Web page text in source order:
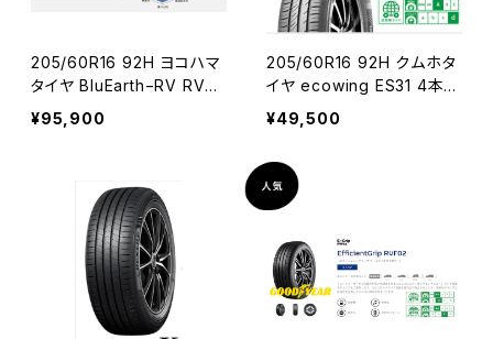
205/60R16 92H ヨコハマ
タイヤ BluEarth−RV RV03
4本コミコミセット
¥95,900
205/60R16 92H クムホタ
イヤ ecowing ES31 4本コ
ミコミセット
¥49,500